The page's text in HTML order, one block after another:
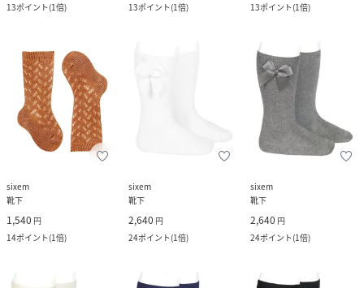
13ポイント(1倍)
13ポイント(1倍)
13ポイント(1倍)
sixem
靴下
1,540 円
14ポイント(1倍)
sixem
靴下
2,640 円
24ポイント(1倍)
sixem
靴下
2,640 円
24ポイント(1倍)